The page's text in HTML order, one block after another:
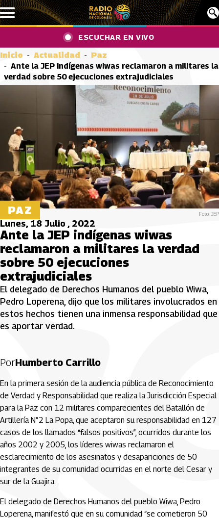
Pasar al contenido principal
ESCUCHAR EN VIVO
Inicio Actualidad
Paz
Ante la JEP indígenas wiwas reclamaron a militares la
verdad sobre 50 ejecuciones extrajudiciales
PAZ Foto: JEP
Lunes, 18 Julio , 2022
Ante la JEP indígenas wiwas
reclamaron a militares la verdad
sobre 50 ejecuciones
extrajudiciales
El delegado de Derechos Humanos del pueblo Wiwa,
Pedro Loperena, dijo que los militares involucrados en
estos hechos tienen una inmensa responsabilidad que
es aportar verdad.
PorHumberto Carrillo
En la primera sesión de la audiencia pública de Reconocimiento
de Verdad y Responsabilidad que realiza la Jurisdicción Especial
para la Paz con 12 militares comparecientes del Batallón de
Artillería N°2 La Popa, que aceptaron su responsabilidad en 127
casos de los llamados “falsos positivos”, ocurridos durante los
años 2002 y 2005, los líderes wiwas reclamaron el
esclarecimiento de los asesinatos y desapariciones de 50
integrantes de su comunidad ocurridas en el norte del Cesar y
sur de la Guajira.
El delegado de Derechos Humanos del pueblo Wiwa, Pedro
Loperena, manifestó que en su comunidad “se cometieron 50